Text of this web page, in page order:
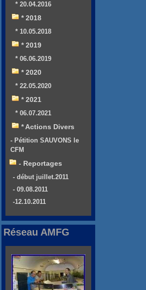
* 20.04.2016
* 2018
* 10.05.2018
* 2019
* 06.06.2019
* 2020
* 22.05.2020
* 2021
* 06.07.2021
* Actions Divers
- Pétition SAUVONS le
CFM
- Reportages
- début juillet.2011
- 09.08.2011
-12.10.2011
Réseau AMFG